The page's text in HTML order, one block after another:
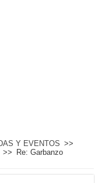
Y EVENTOS >>
>>
Re: Garbanzo